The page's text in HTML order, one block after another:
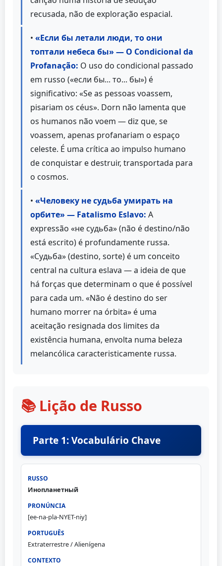
recusada, não de exploração espacial.
• «Если бы летали люди, то они
топтали небеса бы» — O Condicional da
Profanação: O uso do condicional passado
em russo («если бы... то... бы») é
significativo: «Se as pessoas voassem,
pisariam os céus». Dorn não lamenta que
os humanos não voem — diz que, se
voassem, apenas profanariam o espaço
celeste. É uma crítica ao impulso humano
de conquistar e destruir, transportada para
o cosmos.
• «Человеку не судьба умирать на
орбите» — Fatalismo Eslavo: A
expressão «не судьба» (não é destino/não
está escrito) é profundamente russa.
«Судьба» (destino, sorte) é um conceito
central na cultura eslava — a ideia de que
há forças que determinam o que é possível
para cada um. «Não é destino do ser
humano morrer na órbita» é uma
aceitação resignada dos limites da
existência humana, envolta numa beleza
melancólica caracteristicamente russa.
📚 Lição de Russo
Parte 1: Vocabulário Chave
Инопланетный
[ee-na-pla-NYET-niy]
Extraterrestre / Alienígena